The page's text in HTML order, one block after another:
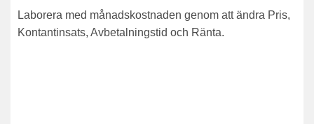
Laborera med månadskostnaden genom att ändra Pris,
Kontantinsats, Avbetalningstid och Ränta.